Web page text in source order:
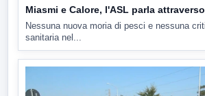
Miasmi e Calore, l'ASL parla
Nessuna nuova moria di pesci e nessuna
sanitaria nel...